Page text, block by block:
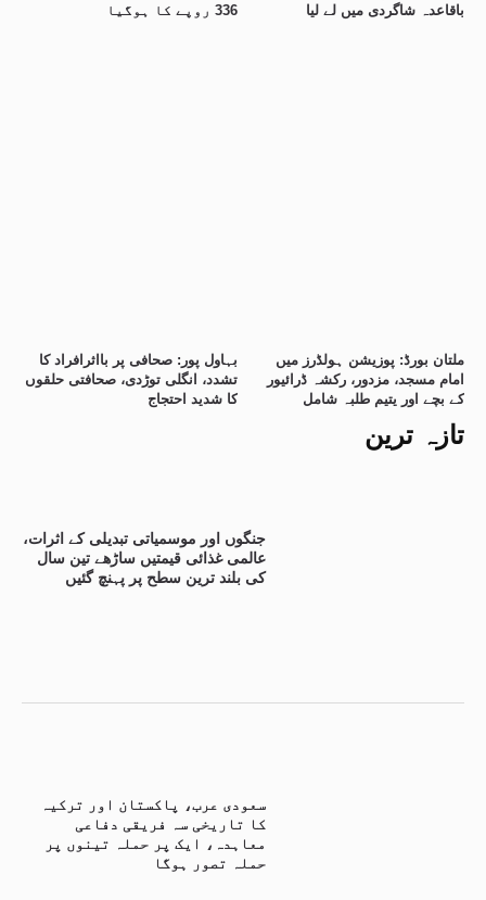
تازہ ترین
جنگوں اور موسمیاتی تبدیلی کے اثرات،
عالمی غذائی قیمتیں ساڑھے تین سال
کی بلند ترین سطح پر پہنچ گئیں
سعودی عرب، پاکستان اور ترکیہ
کا تاریخی سہ فریقی دفاعی
معاہدہ، ایک پر حملہ تینوں پر
حملہ تصور ہوگا
336 روپے کا ہوگیا
باقاعدہ شاگردی میں لے لیا
بہاول پور: صحافی پر بااثرافراد کا
تشدد، انگلی توڑدی، صحافتی حلقوں
کا شدید احتجاج
ملتان بورڈ: پوزیشن ہولڈرز میں
امام مسجد، مزدور، رکشہ ڈرائیور
کے بچے اور یتیم طلبہ شامل